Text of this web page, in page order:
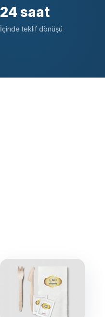
24 saat
İçinde teklif dönüşü